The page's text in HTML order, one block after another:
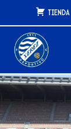
al
contenido
Tienda